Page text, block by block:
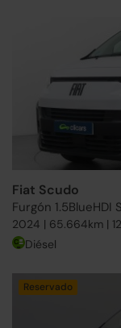
Fiat Scudo
Furgón 1.5BlueHDI
2024 | 65.664km |
Diésel
Reservado